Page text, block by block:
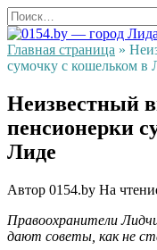
Перейти
к
содержанию
Search
for:
Главная страница »
сумочку с кошельком в
Неизвестный
пенсионерки
Лиде
Автор 0154.by На
Правоохранители
дают советы, как не